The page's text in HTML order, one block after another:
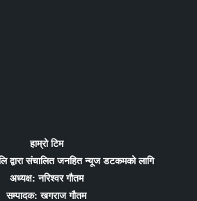
हाम्रो टिम
द्वारा संचालित जनहित न्यूज डटकमको लागि
अध्यक्ष: नरिश्वर गौतम
सम्पादक: खगराज गौतम